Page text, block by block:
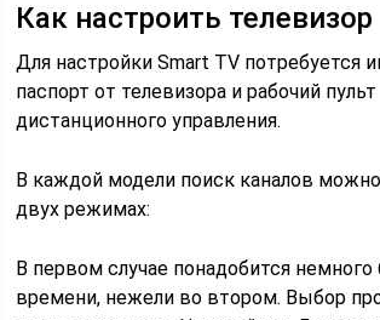
Как настроить телевизор
Для настройки Smart TV потребуется
паспорт от телевизора и рабочий пульт
дистанционного управления.
В каждой модели поиск каналов
двух режимах:
В первом случае понадобится
времени, нежели во втором. Выбор